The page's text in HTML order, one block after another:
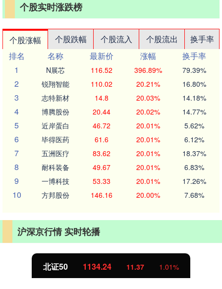
个股实时涨跌榜
个股涨幅 个股跌幅 个股流入 个股流出
换手率
排名
名称 最新价 涨幅
换手率
1
N展芯 116.52 396.89% 79.39%
2 锐翔智能 110.02 20.21% 16.80%
3 志特新材 14.8 20.03% 14.18%
4 博腾股份 20.44 20.02% 14.77%
5 近岸蛋白 46.72 20.01% 5.62%
6 毕得医药 61.6 20.01% 6.12%
7 五洲医疗 83.62 20.01% 18.37%
8 耐科装备 49.67 20.01% 6.83%
9 一博科技 53.33 20.01% 17.26%
10 方邦股份 146.16 20.00% 7.68%
沪深京行情 实时轮播
北证50 1134.24 11.37 1.01%